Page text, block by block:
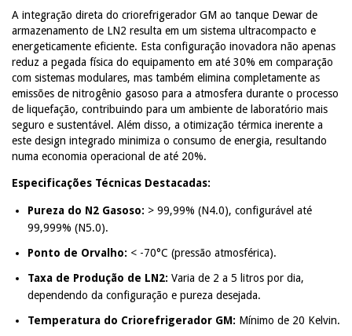
A integração direta do criorefrigerador GM ao tanque Dewar de
armazenamento de LN2 resulta em um sistema ultracompacto e
energeticamente eficiente. Esta configuração inovadora não apenas
reduz a pegada física do equipamento em até 30% em comparação
com sistemas modulares, mas também elimina completamente as
emissões de nitrogênio gasoso para a atmosfera durante o processo
de liquefação, contribuindo para um ambiente de laboratório mais
seguro e sustentável. Além disso, a otimização térmica inerente a
este design integrado minimiza o consumo de energia, resultando
numa economia operacional de até 20%.
Especificações Técnicas Destacadas:
Pureza do N2 Gasoso: > 99,99% (N4.0), configurável até
99,999% (N5.0).
Ponto de Orvalho: < -70°C (pressão atmosférica).
Taxa de Produção de LN2: Varia de 2 a 5 litros por dia,
dependendo da configuração e pureza desejada.
Temperatura do Criorefrigerador GM: Mínimo de 20 Kelvin.